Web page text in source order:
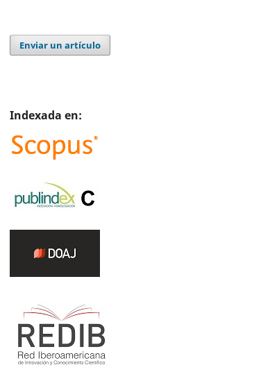
Enviar un artículo
Indexada en: